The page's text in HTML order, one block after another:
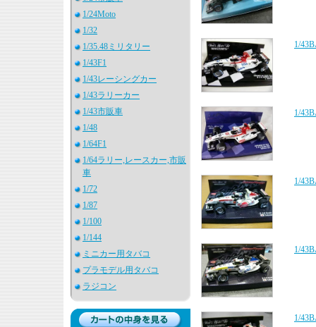
1/24Moto
1/32
1/35.48ミリタリー
1/43F1
1/43レーシングカー
1/43ラリーカー
1/43市販車
1/48
1/64F1
1/64ラリー,レースカー,市販
車
1/72
1/87
1/100
1/144
ミニカー用タバコ
プラモデル用タバコ
ラジコン
1/
1/
1/
1/
1/